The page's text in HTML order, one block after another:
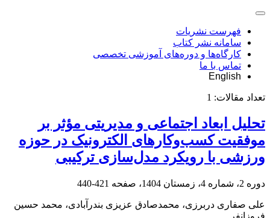
فهرست نشریات
سامانه نشر کتاب
کارگاه‌ها و دوره‌های آموزشی تخصصی
تماس با ما
English
تعداد مقالات: 1
تحلیل ابعاد اجتماعی و مدیریتی مؤثر بر
موفقیت کسب‌وکارهای الکترونیک در حوزه
ورزشی با رویکرد مدل‌سازی ترکیبی
دوره 2، شماره 4، زمستان 1404، صفحه 421-440
علی صفاری دربرزی، محمدصادق عزیزی بندرآبادی، محمد حسین
فروزانفر